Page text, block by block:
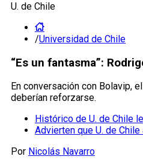
U. de Chile
/Universidad de Chile
“Es un fantasma”:
En conversación con Bolavip,
deberían reforzarse.
Histórico de U. de Chile
Advierten que U. de
Por Nicolás Navarro